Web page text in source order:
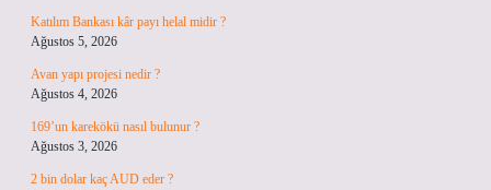
Katılım Bankası kâr payı helal midir ?
Ağustos 5, 2026
Avan yapı projesi nedir ?
Ağustos 4, 2026
169’un karekökü nasıl bulunur ?
Ağustos 3, 2026
2 bin dolar kaç AUD eder ?